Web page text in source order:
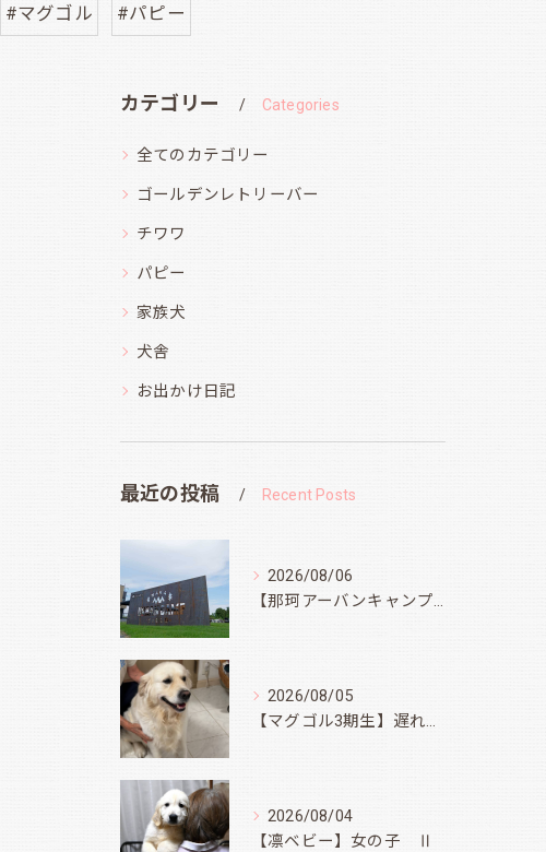
#マグゴル #パピー
カテゴリー Categories
全てのカテゴリー
ゴールデンレトリーバー
チワワ
パピー
家族犬
犬舎
お出かけ日記
最近の投稿 Recent Posts
2026/08/06
【那珂アーバンキャンプフィールド】
2026/08/05
【マグゴル3期生】遅ればせながら
2026/08/04
【凛ベビー】女の子 Ⅱ